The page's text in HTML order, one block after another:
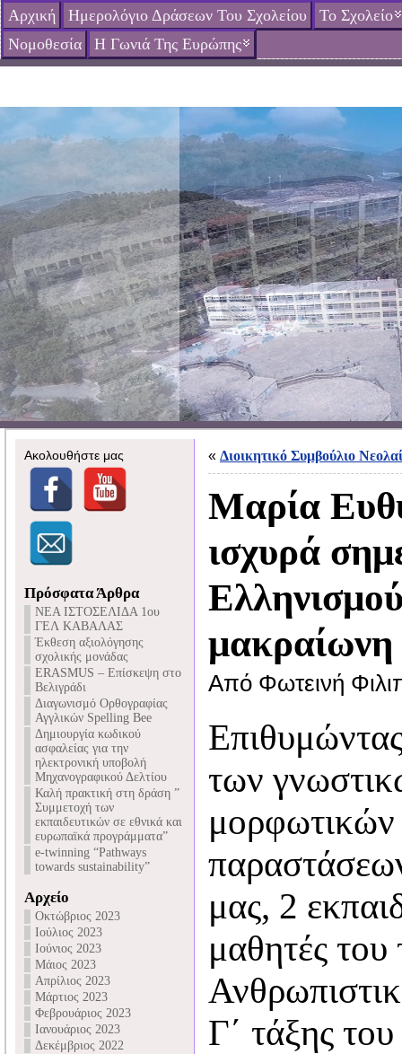
Αρχική Ημερολόγιο Δράσεων Του Σχολείου
Το Σχολείο
Νομοθεσία
Η Γωνιά Της Ευρώπης
Ακολουθήστε μας
Πρόσφατα Άρθρα
NEA ΙΣΤΟΣΕΛΙΔΑ 1ου
ΓΕΛ ΚΑΒΑΛΑΣ
Έκθεση αξιολόγησης
σχολικής μονάδας
ERASMUS – Επίσκεψη στο
Βελιγράδι
Διαγωνισμό Ορθογραφίας
Αγγλικών Spelling Bee
Δημιουργία κωδικού
ασφαλείας για την
ηλεκτρονική υποβολή
Μηχανογραφικού Δελτίου
Καλή πρακτική στη δράση ”
Συμμετοχή των
εκπαιδευτικών σε εθνικά και
ευρωπαϊκά προγράμματα”
e-twinning “Pathways
towards sustainability”
Αρχείο
Οκτώβριος 2023
Ιούλιος 2023
Ιούνιος 2023
Μάιος 2023
Απρίλιος 2023
Μάρτιος 2023
Φεβρουάριος 2023
Ιανουάριος 2023
Δεκέμβριος 2022
« Διοικητικό Συμβούλιο
Μαρία
ισχυρά
μακραίωνη
Από Φωτεινή
των
μας, 2
μαθητές του
Γ΄ τάξης